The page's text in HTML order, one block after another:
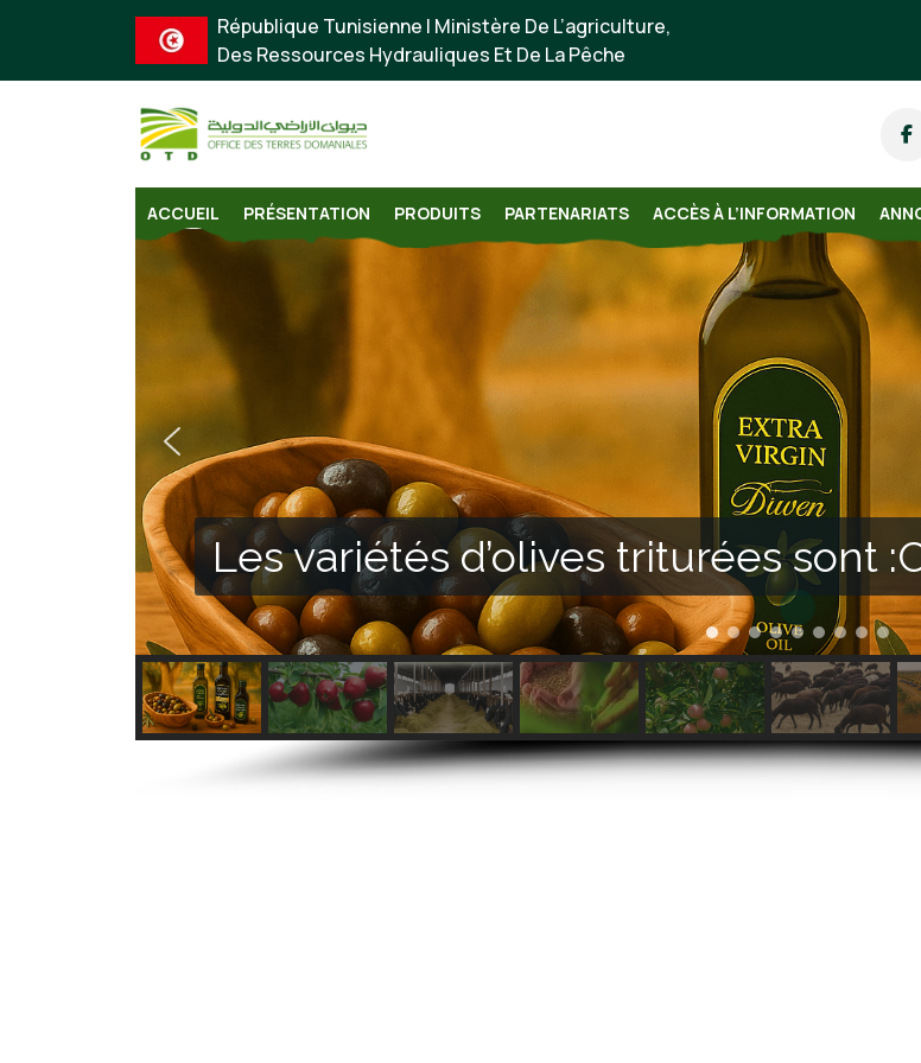
République Tunisienne | Ministère De L’agriculture,
Des Ressources Hydrauliques Et De La Pêche
ACCUEIL PRÉSENTATION PRODUITS PARTENARIATS ACCÈS À L’INFORMATION
Les variétés d’olives triturées sont